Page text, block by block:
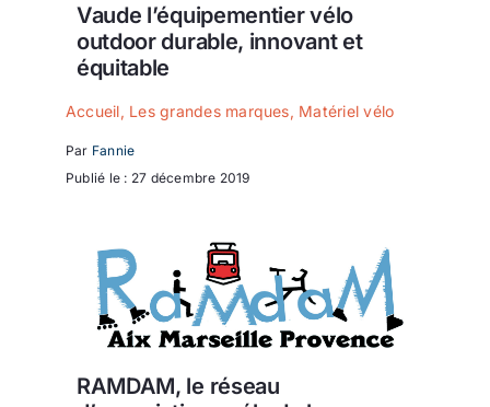
Vaude l’équipementier vélo
outdoor durable, innovant et
équitable
Accueil, Les grandes marques, Matériel vélo
Par Fannie
Publié le : 27 décembre 2019
RAMDAM, le réseau